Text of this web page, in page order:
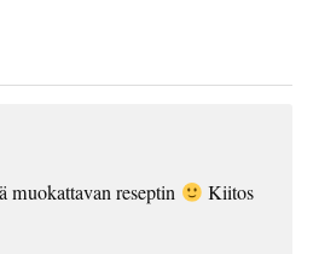
muokattavan reseptin
Kiitos